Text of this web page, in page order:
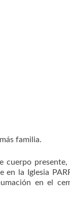
familia.
cuerpo
en la Iglesia
en el